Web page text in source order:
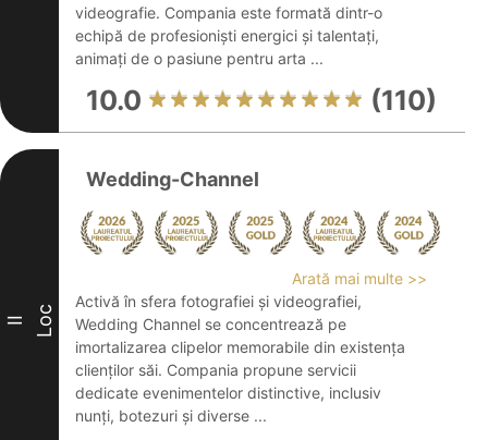
videografie. Compania este formată dintr-o
echipă de profesioniști energici și talentați,
animați de o pasiune pentru arta ...
10.0 (110)
II Loc
Wedding-Channel
Arată mai multe >>
Activă în sfera fotografiei și videografiei,
Wedding Channel se concentrează pe
imortalizarea clipelor memorabile din existența
clienților săi. Compania propune servicii
dedicate evenimentelor distinctive, inclusiv
nunți, botezuri și diverse ...